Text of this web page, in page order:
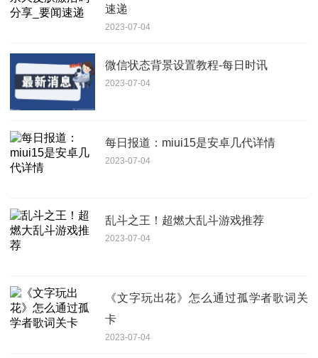
速递
2023-07-04
微信状态背景设置教程-每日时讯
2023-07-04
每日报道：miui15是安卓几代详情
2023-07-04
乱斗之王！超燃大乱斗游戏推荐
2023-07-04
《文字玩出花》怎么通过孤学者歌词关
卡
2023-07-04